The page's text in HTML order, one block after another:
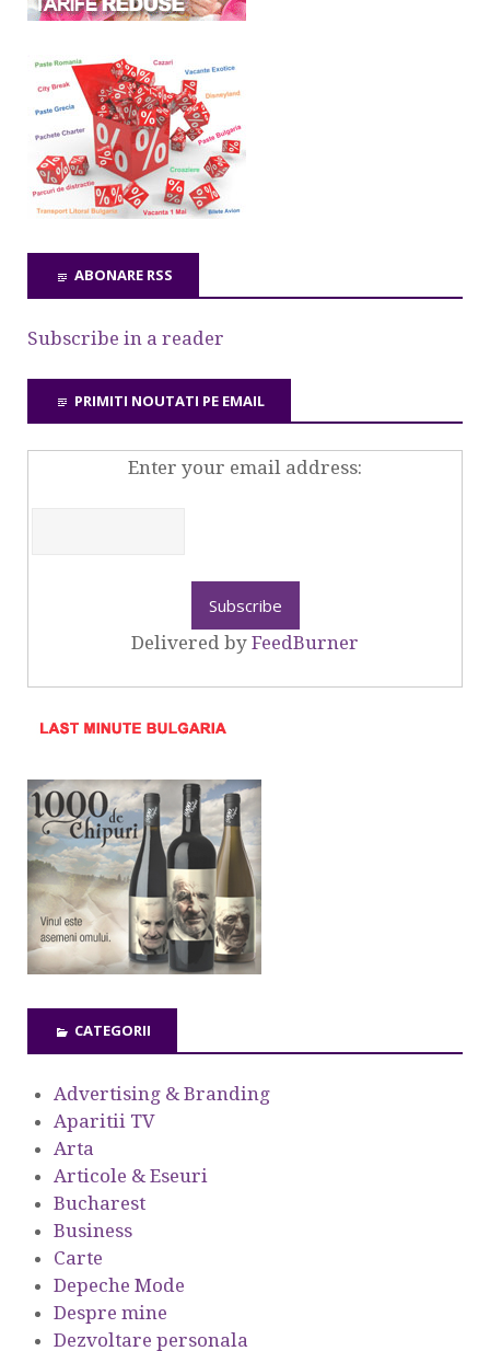
ABONARE RSS
Subscribe in a reader
PRIMITI NOUTATI PE EMAIL
Enter your email address:
Delivered by FeedBurner
CATEGORII
Advertising & Branding
Aparitii TV
Arta
Articole & Eseuri
Bucharest
Business
Carte
Depeche Mode
Despre mine
Dezvoltare personala